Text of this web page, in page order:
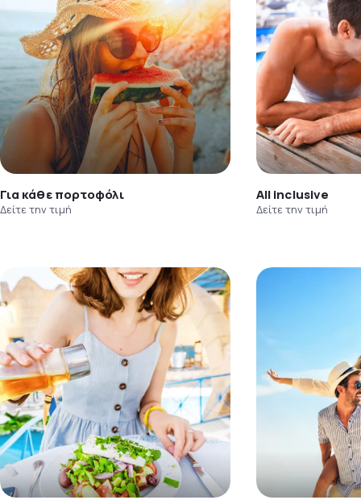
Για κάθε πορτοφόλι
Δείτε την τιμή
All inclusive
Δείτε την τιμή